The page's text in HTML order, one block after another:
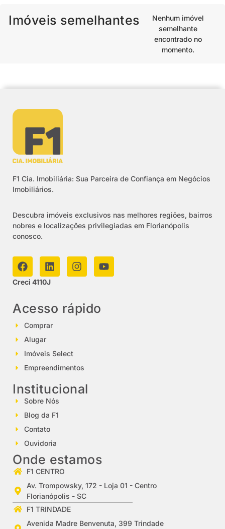
Imóveis semelhantes
Nenhum imóvel
semelhante
encontrado no
momento.
F1 Cia. Imobiliária: Sua Parceira de Confiança em Negócios
Imobiliários.
Descubra imóveis exclusivos nas melhores regiões, bairros
nobres e localizações privilegiadas em Florianópolis
conosco.
Creci 4110J
Acesso rápido
Comprar
Alugar
Imóveis Select
Empreendimentos
Institucional
Sobre Nós
Blog da F1
Contato
Ouvidoria
Onde estamos
F1 CENTRO
Av. Trompowsky, 172 - Loja 01 - Centro
Florianópolis - SC
F1 TRINDADE
Avenida Madre Benvenuta, 399 Trindade